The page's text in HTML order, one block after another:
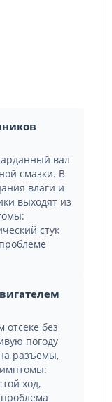
вал
смазки. В
влаги и
выходят из
стук
отсеке без
погоду
разъемы,
ход,